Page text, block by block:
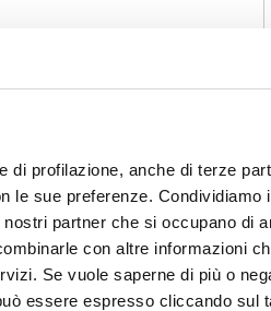
di profilazione, anche di terze
le sue preferenze.
partner che si occupano di
con altre informazioni
Se vuole saperne di più o
essere espresso cliccando sul